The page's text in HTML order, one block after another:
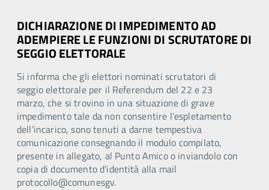
DICHIARAZIONE DI IMPEDIMENTO AD
ADEMPIERE LE FUNZIONI DI SCRUTATORE DI
SEGGIO ELETTORALE
Si informa che gli elettori nominati scrutatori di
seggio elettorale per il Referendum del 22 e 23
marzo, che si trovino in una situazione di grave
impedimento tale da non consentire l’espletamento
dell’incarico, sono tenuti a darne tempestiva
comunicazione consegnando il modulo compilato,
presente in allegato, al Punto Amico o inviandolo con
copia di documento d’identità alla mail
protocollo@comunesgv.